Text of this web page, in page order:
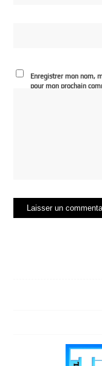
Enregistrer mon nom,
pour mon prochain